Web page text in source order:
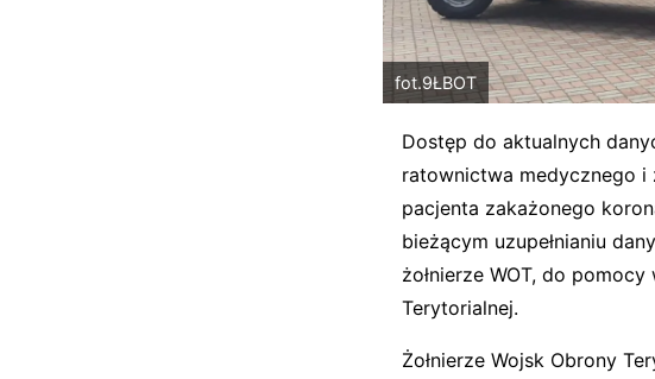
fot.9ŁBOT
Dostęp do aktualnych
ratownictwa medycznego i
pacjenta zakażonego
bieżącym uzupełnianiu
żołnierze WOT, do
Terytorialnej.
Żołnierze Wojsk Obrony